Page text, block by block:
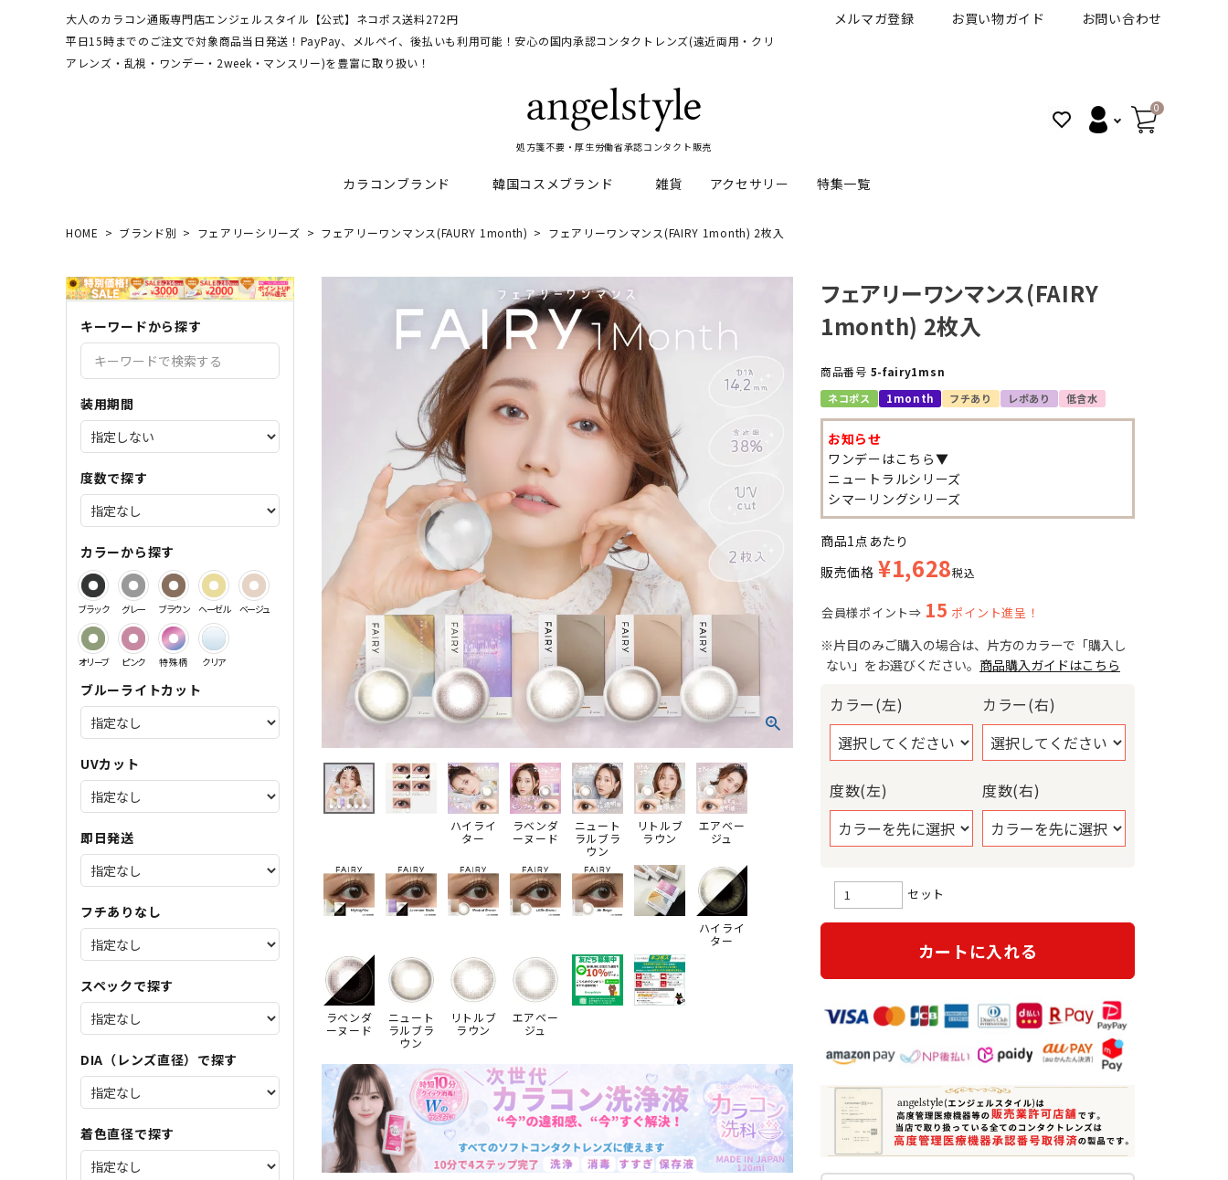
大人のカラコン通販専門店エンジェルスタイル【公式】ネコポス送料272円
平日15時までのご注文で対象商品当日発送！PayPay、メルペイ、後払いも利用可能！安心の国内承認コンタクトレンズ(遠近両用・クリ
アレンズ・乱視・ワンデー・2week・マンスリー)を豊富に取り扱い！
メルマガ登録 お買い物ガイド お問い合わせ
処方箋不要・厚生労働省承認コンタクト販売
0
カラコンブランド
ディファインモイスト
イルミネート
エバーカラーシリーズ シーブリンク キャンディーマジックシリーズ ピュアアイズワンデー
レヴィアワンマンス レヴィアワンデー ネオサイトシリーズ その他ブランドはこちら
韓国コスメブランド
3CE REJURAN VT
その他ブランドはこちら
雑貨 アクセサリー 特集一覧
乱視カラコン比較 ブルーライトカットカラコン UVカットカラコン 細フチカラコン
バレないカラコン 色素薄い系カラコン メンズカラコン特集 ハロウィンカラコン特集
サンドイッチ製法特集
HOME ブランド別 フェアリーシリーズ フェアリーワンマンス(FAURY 1month) フェアリーワンマンス(FAIRY 1month) 2枚入
キーワードから探す
装用期間
度数で探す
カラーから探す
ブラック グレー ブラウン ヘーゼル ベージュ
オリーブ ピンク 特殊柄 クリア
ブルーライトカット
UVカット
即日発送
フチありなし
スペックで探す
DIA（レンズ直径）で探す
着色直径で探す
ハイライ
ター
ラベンダ
ーヌード
ニュート
ラルブラ
ウン
リトルブ
ラウン
エアベー
ジュ
ハイライ
ター
ラベンダ
ーヌード
ニュート
ラルブラ
ウン
リトルブ
ラウン
エアベー
ジュ
フェアリーワンマンス(FAIRY
1month) 2枚入
商品番号 5-fairy1msn
ネコポス 1month フチあり レポあり 低含水
お知らせ
ワンデーはこちら▼
ニュートラルシリーズ
シマーリングシリーズ
商品1点あたり
販売価格 ¥1,628税込
会員様ポイント⇒ 15 ポイント進呈！
※片目のみご購入の場合は、片方のカラーで「購入し
ない」をお選びください。 商品購入ガイドはこちら
カラー(左)
度数(左)
カラー(右)
度数(右)
セット
カートに入れる